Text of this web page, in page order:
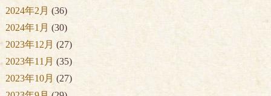
2024年2月 (36)
2024年1月 (30)
2023年12月 (27)
2023年11月 (35)
2023年10月 (27)